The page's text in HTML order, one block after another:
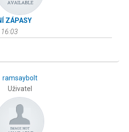
ZÁPASY
ramsaybolt
Uživatel